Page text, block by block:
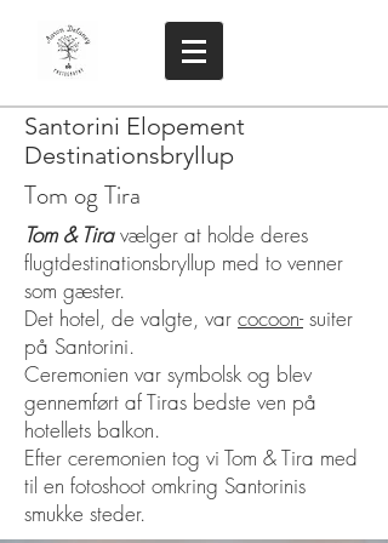
Santorini Elopement
Destinationsbryllup
Tom og Tira
Tom & Tiravælger at holde deres
flugtdestinationsbryllup med to venner
som gæster.
Det hotel, de valgte, var cocoon-suiter
på Santorini.
Ceremonien var symbolsk og blev
gennemført af Tiras bedste ven på
hotellets balkon.
Efter ceremonien tog vi Tom & Tira med
til en fotoshoot omkring Santorinis
smukke steder.